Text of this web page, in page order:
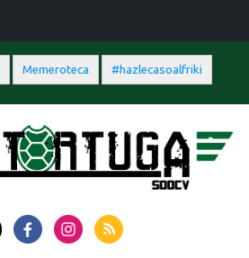
Memeroteca #hazlecasoalfriki